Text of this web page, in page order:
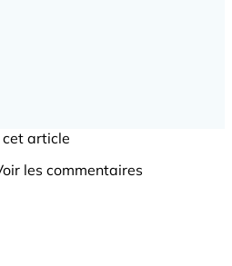
cet article
les commentaires